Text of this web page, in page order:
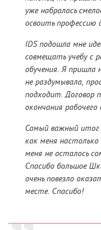
уже набралась
освоить профессию
IDS подошла мне
совмещать учебу с
обучения. Я пришла
не раздумывала,
подходит. Договор
окончания
Самый важный
как меня настолько
меня не осталось
Спасибо большое
очень повезло
месте. Спасибо!